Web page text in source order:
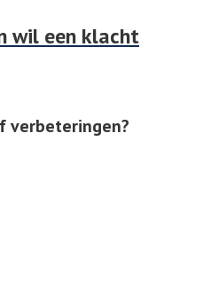
wil een klacht
verbeteringen?